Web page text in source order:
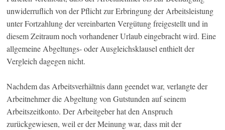
unwiderruflich von der Pflicht zur Erbringung der Arbeitsleistung
unter Fortzahlung der vereinbarten Vergütung freigestellt und in
diesem Zeitraum noch vorhandener Urlaub eingebracht wird. Eine
allgemeine Abgeltungs- oder Ausgleichsklausel enthielt der
Vergleich dagegen nicht.
Nachdem das Arbeitsverhältnis dann geendet war, verlangte der
Arbeitnehmer die Abgeltung von Gutstunden auf seinem
Arbeitszeitkonto. Der Arbeitgeber hat den Anspruch
zurückgewiesen, weil er der Meinung war, dass mit der